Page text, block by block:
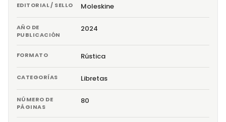
EDITORIAL / SELLO Moleskine
AÑO DE
PUBLICACIÓN
2024
FORMATO Rústica
CATEGORÍAS Libretas
NÚMERO DE
PÁGINAS
80